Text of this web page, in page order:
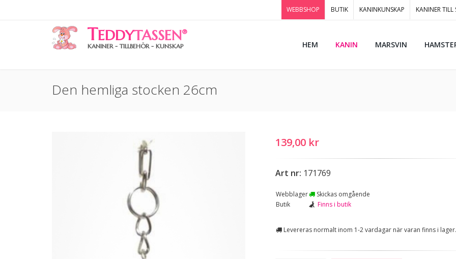
WEBBSHOP BUTIK KANINKUNSKAP KANINER TILL
TEDDYTASSEN®
KANINER - TILLBEHÖR - KUNSKAP HEM KANIN MARSVIN
Den hemliga stocken 26cm
139,00 kr
Art nr: 171769
Webblager
Skickas omgående
Butik
Finns i butik
Levereras normalt inom 1-2 vardagar när varan finns i lager.